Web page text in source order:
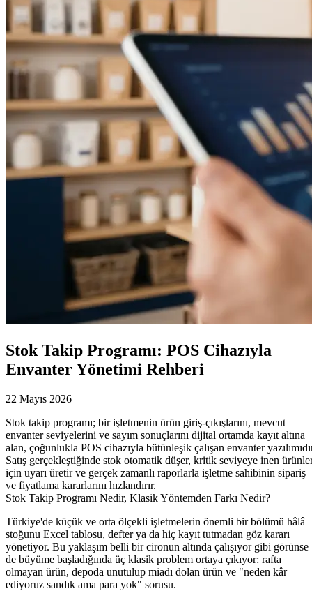
Stok Takip Programı: POS Cihazıyla
Envanter Yönetimi Rehberi
22 Mayıs 2026
Stok takip programı; bir işletmenin ürün giriş-çıkışlarını, mevcut
envanter seviyelerini ve sayım sonuçlarını dijital ortamda kayıt altına
alan, çoğunlukla POS cihazıyla bütünleşik çalışan envanter
Satış gerçekleştiğinde stok otomatik düşer, kritik seviyeye inen
için uyarı üretir ve gerçek zamanlı raporlarla işletme sahibinin sipariş
ve fiyatlama kararlarını hızlandırır.
Stok Takip Programı Nedir, Klasik Yöntemden Farkı Nedir?
Türkiye'de küçük ve orta ölçekli işletmelerin önemli bir bölümü hâlâ
stoğunu Excel tablosu, defter ya da hiç kayıt tutmadan göz kararı
yönetiyor. Bu yaklaşım belli bir cironun altında çalışıyor gibi görünse
de büyüme başladığında üç klasik problem ortaya çıkıyor: rafta
olmayan ürün, depoda unutulup miadı dolan ürün ve "neden kâr
ediyoruz sandık ama para yok" sorusu.